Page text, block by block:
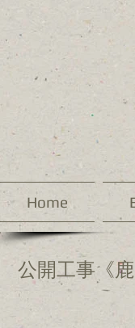
Home
公開工事《